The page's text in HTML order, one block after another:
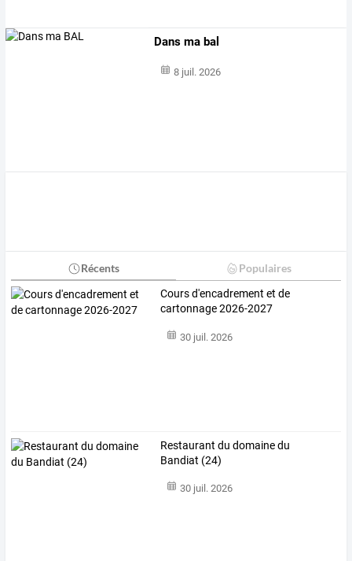
Dans ma bal
8 juil. 2026
Récents Populaires
Cours d'encadrement et de
cartonnage 2026-2027
30 juil. 2026
Restaurant du domaine du
Bandiat (24)
30 juil. 2026